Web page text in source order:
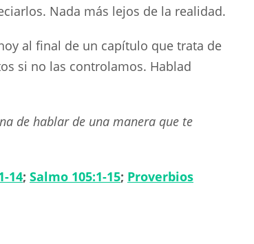
Nada más lejos de la realidad.
al final de un capítulo que trata de
si no las controlamos. Hablad
de hablar de una manera que te
14; Salmo 105:1-15; Proverbios